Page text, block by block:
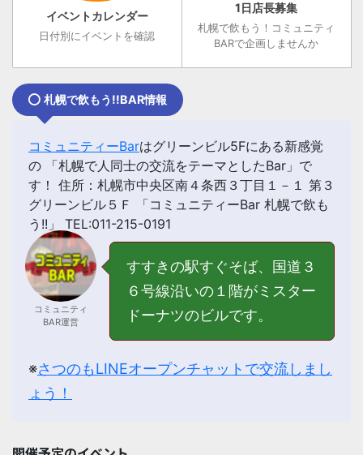
イベントカレンダー
日付別にイベントを確認
1日店長募集
札幌で飲もう！コミュニティ
BARで企画しませんか
札幌で飲もう!!BAR情報
コミュニティーBarはグリーンビル5Fにある新感覚
の 「札幌で人同士の交流をテーマとしたBar 」で
す！ 住所：札幌市中央区南４条西３丁目１－１ 第３
グリーンビル５Ｆ 「コミュニティーBar 札幌で飲も
う!!」 TEL:011-215-0191
コミュニティ
BAR運営
すすきの駅すぐそば、国道３
６号線沿いの１階がミスター
ドーナツのビルです。
※さつのもLINEオープンチャットで交流しまし
ょう！